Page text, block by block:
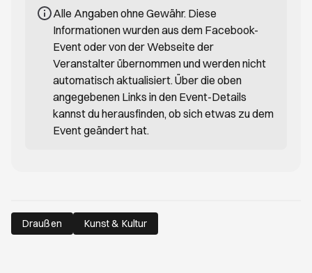
Alle Angaben ohne Gewähr. Diese
Informationen wurden aus dem Facebook-
Event oder von der Webseite der
Veranstalter übernommen und werden nicht
automatisch aktualisiert. Über die oben
angegebenen Links in den Event-Details
kannst du herausfinden, ob sich etwas zu dem
Event geändert hat.
Draußen Kunst & Kultur